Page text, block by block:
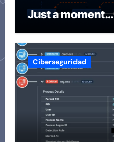
Just a moment…
Ciberseguridad